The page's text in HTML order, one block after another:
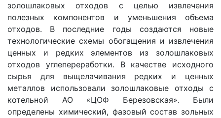
золошлаковых отходов с целью извлечения
полезных компонентов и уменьшения объема
отходов. В последние годы создаются новые
технологические схемы обогащения и извлечения
ценных и редких элементов из золошлаковых
отходов углепереработки. В качестве исходного
сырья для выщелачивания редких и ценных
металлов использовали золошлаковые отходы с
котельной АО «ЦОФ Березовская». Были
определены химический, фазовый состав зольных